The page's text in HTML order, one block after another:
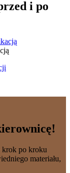
i po
krok po kroku
materiału,